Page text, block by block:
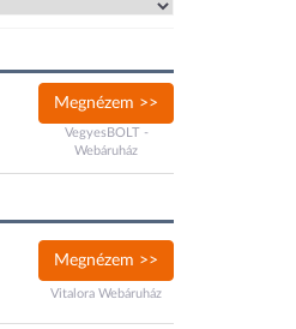
Megnézem >>
VegyesBOLT -
Webáruház
Megnézem >>
Vitalora Webáruház